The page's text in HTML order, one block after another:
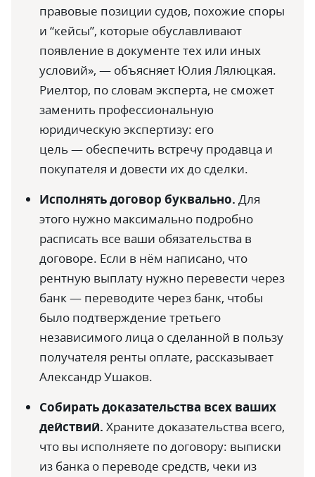
правовые позиции судов, похожие споры
и “кейсы”, которые обуславливают
появление в документе тех или иных
условий», — объясняет Юлия Лялюцкая.
Риелтор, по словам эксперта, не сможет
заменить профессиональную
юридическую экспертизу: его
цель — обеспечить встречу продавца и
покупателя и довести их до сделки.
Исполнять договор буквально. Для
этого нужно максимально подробно
расписать все ваши обязательства в
договоре. Если в нём написано, что
рентную выплату нужно перевести через
банк — переводите через банк, чтобы
было подтверждение третьего
независимого лица о сделанной в пользу
получателя ренты оплате, рассказывает
Александр Ушаков.
Собирать доказательства всех ваших
действий. Храните доказательства всего,
что вы исполняете по договору: выписки
из банка о переводе средств, чеки из